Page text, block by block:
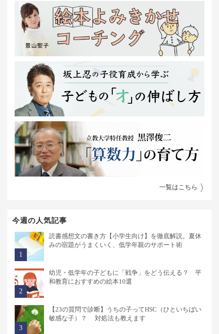
一覧はこちら
今週の人気記事
読書感想文の書き方【小学生向け】を徹底解説。夏休
みの宿題がうまくいく、低学年親のサポート術
幼児・低学年の子どもに「戦争」をどう伝える？ 平
和教育におすすめの絵本10選
【23の質問で診断】うちの子ってHSC（ひといちばい
敏感な子）？ 対処法も教えます